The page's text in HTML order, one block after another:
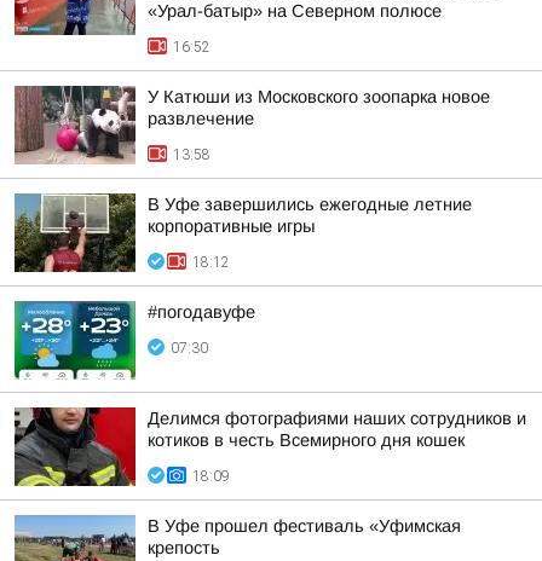
«Урал-батыр» на Северном полюсе
16:52
У Катюши из Московского зоопарка новое
развлечение
13:58
В Уфе завершились ежегодные летние
корпоративные игры
18:12
#погодавуфе
07:30
Делимся фотографиями наших сотрудников и
котиков в честь Всемирного дня кошек
18:09
В Уфе прошел фестиваль «Уфимская
крепость